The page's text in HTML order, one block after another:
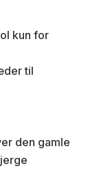
kun for
til
den gamle